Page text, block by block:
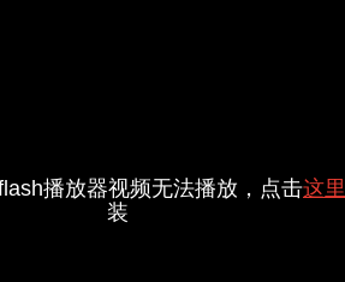
播放器视频无法播放，点击这里
装